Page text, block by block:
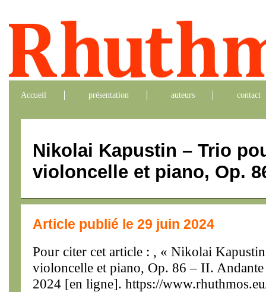
Accueil présentation auteurs contact
Nikolai Kapustin – Trio
violoncelle et piano, Op.
Article publié le 29 juin 2024
Pour citer cet article : , « Nikolai
violoncelle et piano, Op. 86 – II.
2024 [en ligne]. https://